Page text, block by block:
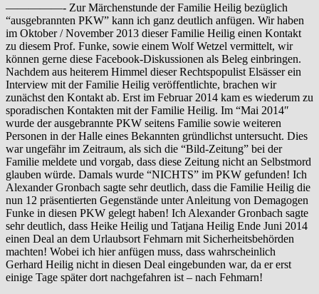
—————- Zur Märchenstunde der Familie Heilig bezüglich
“ausgebrannten PKW” kann ich ganz deutlich anfügen. Wir haben
im Oktober / November 2013 dieser Familie Heilig einen Kontakt
zu diesem Prof. Funke, sowie einem Wolf Wetzel vermittelt, wir
können gerne diese Facebook-Diskussionen als Beleg einbringen.
Nachdem aus heiterem Himmel dieser Rechtspopulist Elsässer ein
Interview mit der Familie Heilig veröffentlichte, brachen wir
zunächst den Kontakt ab. Erst im Februar 2014 kam es wiederum zu
sporadischen Kontakten mit der Familie Heilig. Im “Mai 2014″
wurde der ausgebrannte PKW seitens Familie sowie weiteren
Personen in der Halle eines Bekannten gründlichst untersucht. Dies
war ungefähr im Zeitraum, als sich die “Bild-Zeitung” bei der
Familie meldete und vorgab, dass diese Zeitung nicht an Selbstmord
glauben würde. Damals wurde “NICHTS” im PKW gefunden! Ich
Alexander Gronbach sagte sehr deutlich, dass die Familie Heilig die
nun 12 präsentierten Gegenstände unter Anleitung von Demagogen
Funke in diesen PKW gelegt haben! Ich Alexander Gronbach sagte
sehr deutlich, dass Heike Heilig und Tatjana Heilig Ende Juni 2014
einen Deal an dem Urlaubsort Fehmarn mit Sicherheitsbehörden
machten! Wobei ich hier anfügen muss, dass wahrscheinlich
Gerhard Heilig nicht in diesen Deal eingebunden war, da er erst
einige Tage später dort nachgefahren ist – nach Fehmarn!